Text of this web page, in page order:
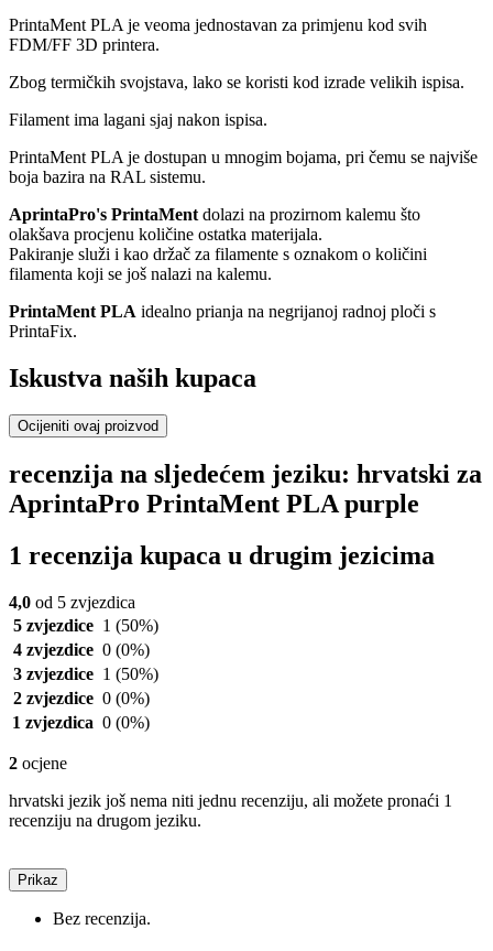
PrintaMent PLA je veoma jednostavan za primjenu kod svih
FDM/FF 3D printera.
Zbog termičkih svojstava, lako se koristi kod izrade velikih ispisa.
Filament ima lagani sjaj nakon ispisa.
PrintaMent PLA je dostupan u mnogim bojama, pri čemu se najviše
boja bazira na RAL sistemu.
AprintaPro's PrintaMent dolazi na prozirnom kalemu što
olakšava procjenu količine ostatka materijala.
Pakiranje služi i kao držač za filamente s oznakom o količini
filamenta koji se još nalazi na kalemu.
PrintaMent PLA idealno prianja na negrijanoj radnoj ploči s
PrintaFix.
Iskustva naših kupaca
Ocijeniti ovaj proizvod
recenzija na sljedećem jeziku: hrvatski za
AprintaPro PrintaMent PLA purple
1 recenzija kupaca u drugim jezicima
4,0 od 5 zvjezdica
5 zvjezdice 1 (50%)
4 zvjezdice 0 (0%)
3 zvjezdice 1 (50%)
2 zvjezdice 0 (0%)
1 zvjezdica 0 (0%)
2 ocjene
hrvatski jezik još nema niti jednu recenziju, ali možete pronaći 1
recenziju na drugom jeziku.
Prikaz
Bez recenzija.